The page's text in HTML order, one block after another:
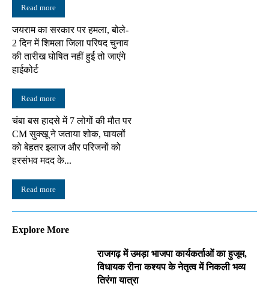
Read more
जयराम का सरकार पर हमला, बोले-
2 दिन में शिमला जिला परिषद चुनाव
की तारीख घोषित नहीं हुई तो जाएंगे
हाईकोर्ट
Read more
चंबा बस हादसे में 7 लोगों की मौत पर
CM सुक्खू ने जताया शोक, घायलों
को बेहतर इलाज और परिजनों को
हरसंभव मदद के...
Read more
Explore More
राजगढ़ में उमड़ा भाजपा कार्यकर्ताओं का हुजूम,
विधायक रीना कश्यप के नेतृत्व में निकली भव्य
तिरंगा यात्रा